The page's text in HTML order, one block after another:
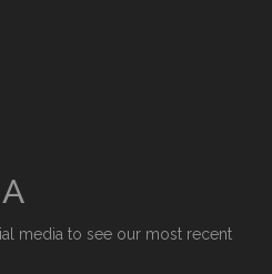
media to see our most recent